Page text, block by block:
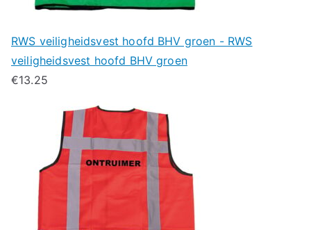
RWS veiligheidsvest hoofd BHV groen - RWS
veiligheidsvest hoofd BHV groen
€13.25